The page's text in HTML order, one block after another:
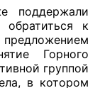
обратиться к
Горного
группой
в котором